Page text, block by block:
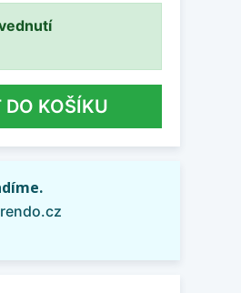
DO KOŠÍKU